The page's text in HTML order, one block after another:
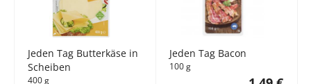
Jeden Tag Butterkäse in
Scheiben
400 g
Jeden Tag Bacon
100 g